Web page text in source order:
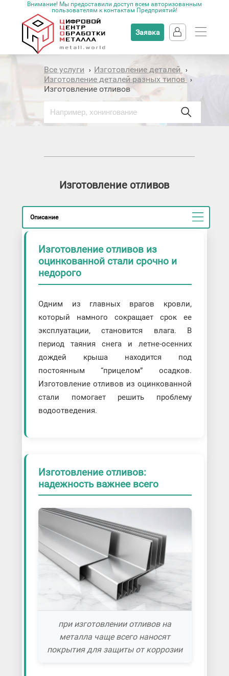
Внимание! Мы предоставили доступ всем авторизованным
пользователям к контактам Предприятий!
Заявка
Все услуги › Изготовление деталей ›
Изготовление деталей разных типов ›
Изготовление отливов
Изготовление отливов
Описание
Изготовление отливов из
оцинкованной стали срочно и
недорого
Одним из главных врагов кровли,
который намного сокращает срок ее
эксплуатации, становится влага. В
период таяния снега и летне-осенних
дождей крыша находится под
постоянным “прицелом” осадков.
Изготовление отливов из оцинкованной
стали помогает решить проблему
водоотведения.
Изготовление отливов:
надежность важнее всего
при изготовлении отливов на
металла чаще всего наносят
покрытия для защиты от коррозии